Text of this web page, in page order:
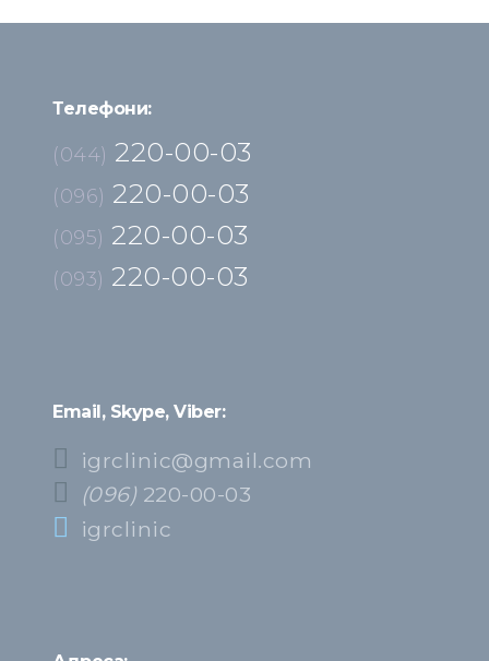
Телефони:
(044) 220-00-03
(096) 220-00-03
(095) 220-00-03
(093) 220-00-03
Email, Skype, Viber:
igrclinic@gmail.com
(096) 220-00-03
igrclinic